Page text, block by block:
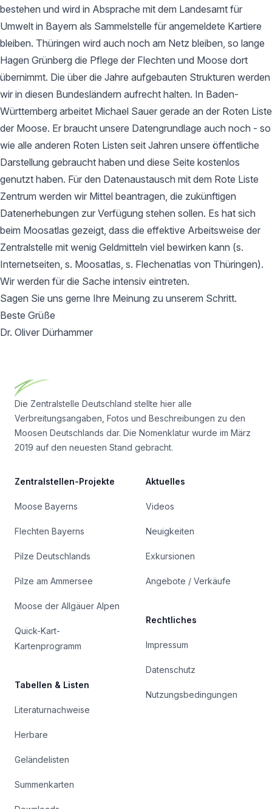
bestehen und wird in Absprache mit dem Landesamt für
Umwelt in Bayern als Sammelstelle für angemeldete Kartiere
bleiben. Thüringen wird auch noch am Netz bleiben, so lange
Hagen Grünberg die Pflege der Flechten und Moose dort
übernimmt. Die über die Jahre aufgebauten Strukturen werden
wir in diesen Bundesländern aufrecht halten. In Baden-
Württemberg arbeitet Michael Sauer gerade an der Roten Liste
der Moose. Er braucht unsere Datengrundlage auch noch - so
wie alle anderen Roten Listen seit Jahren unsere öffentliche
Darstellung gebraucht haben und diese Seite kostenlos
genutzt haben. Für den Datenaustausch mit dem Rote Liste
Zentrum werden wir Mittel beantragen, die zukünftigen
Datenerhebungen zur Verfügung stehen sollen. Es hat sich
beim Moosatlas gezeigt, dass die effektive Arbeitsweise der
Zentralstelle mit wenig Geldmitteln viel bewirken kann (s.
Internetseiten, s. Moosatlas, s. Flechenatlas von Thüringen).
Wir werden für die Sache intensiv eintreten.
Sagen Sie uns gerne Ihre Meinung zu unserem Schritt.
Beste Grüße
Dr. Oliver Dürhammer
Die Zentralstelle Deutschland stellte hier alle
Verbreitungsangaben, Fotos und Beschreibungen zu den
Moosen Deutschlands dar. Die Nomenklatur wurde im März
2019 auf den neuesten Stand gebracht.
Zentralstellen-Projekte
Moose Bayerns
Flechten Bayerns
Pilze Deutschlands
Pilze am Ammersee
Moose der Allgäuer Alpen
Quick-Kart-
Kartenprogramm
Tabellen & Listen
Literaturnachweise
Herbare
Geländelisten
Summenkarten
Aktuelles
Videos
Neuigkeiten
Exkursionen
Angebote / Verkäufe
Rechtliches
Impressum
Datenschutz
Nutzungsbedingungen